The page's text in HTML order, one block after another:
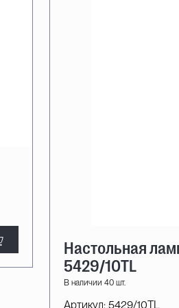
Настольная
5429/10TL
В наличии 40 шт.
Артикул: 5429/10TL